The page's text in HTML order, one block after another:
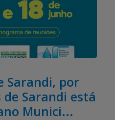
Sarandi, por
Sarandi está
Munici...